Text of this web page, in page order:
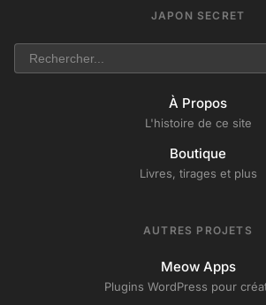
JAPON SECRET
À Propos
L'histoire de ce site
Boutique
Livres, tirages et plus
AUTRES PROJETS
Meow Apps
Plugins WordPress pour